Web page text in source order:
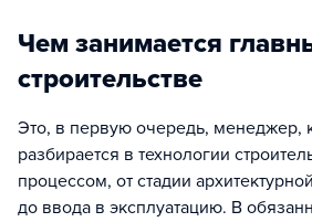
Чем занимается
строительстве
Это, в первую очередь, менеджер,
разбирается в технологии
процессом, от стадии
до ввода в эксплуатацию. В